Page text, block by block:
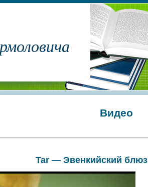
Видео
Tar — Эвенкийский блюз